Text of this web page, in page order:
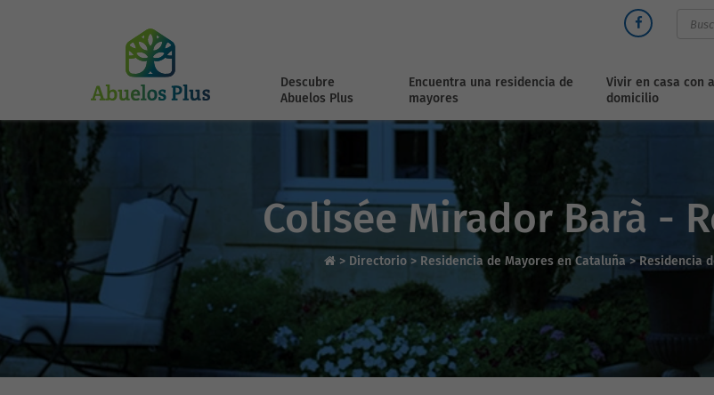
Descubre
Abuelos Plus
Encuentra una residencia de
mayores
Vivir en casa con
domicilio
Colisée Mirador Barà -
> Directorio > Residencia de Mayores en Cataluña > Residencia